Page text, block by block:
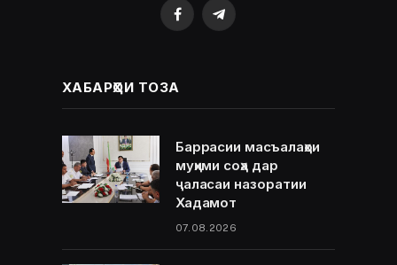
FacebookTelegram
ХАБАРҲОИ ТОЗА
Баррасии масъалаҳои
муҳими соҳа дар
ҷаласаи назоратии
Хадамот
07.08.2026